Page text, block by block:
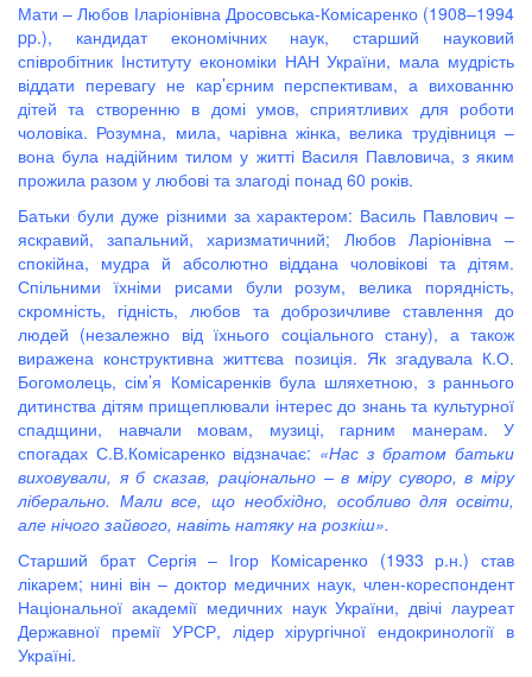
Мати – Любов Іларіонівна Дросовська-Комісаренко (1908–1994
pp.), кандидат економічних наук, старший науковий
співробітник Інституту економіки НАН України, мала мудрість
віддати перевагу не кар’єрним перспективам, а вихованню
дітей та створенню в домі умов, сприятливих для роботи
чоловіка. Розумна, мила, чарівна жінка, велика трудівниця –
вона була надійним тилом у житті Василя Павловича, з яким
прожила разом у любові та злагоді понад 60 років.
Батьки були дуже різними за характером: Василь Павлович –
яскравий, запальний, харизматичний; Любов Ларіонівна –
спокійна, мудра й абсолютно віддана чоловікові та дітям.
Спільними їхніми рисами були розум, велика порядність,
скромність, гідність, любов та доброзичливе ставлення до
людей (незалежно від їхнього соціального стану), а також
виражена конструктивна життєва позиція. Як згадувала К.О.
Богомолець, сім’я Комісаренків була шляхетною, з раннього
дитинства дітям прищеплювали інтерес до знань та культурної
спадщини, навчали мовам, музиці, гарним манерам. У
спогадах С.В.Комісаренко відзначає: «Нас з братом батьки
виховували, я б сказав, раціонально – в міру суворо, в міру
ліберально. Мали все, що необхідно, особливо для освіти,
але нічого зайвого, навіть натяку на розкіш».
Старший брат Сергія – Ігор Комісаренко (1933 р.н.) став
лікарем; нині він – доктор медичних наук, член-кореспондент
Національної академії медичних наук України, двічі лауреат
Державної премії УРСР, лідер хірургічної ендокринології в
Україні.